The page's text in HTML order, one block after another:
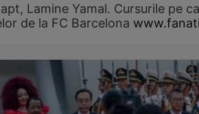
Lamine Yamal. Cursurile pe
de la FC Barcelona